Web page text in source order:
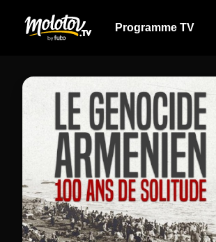
Programme TV